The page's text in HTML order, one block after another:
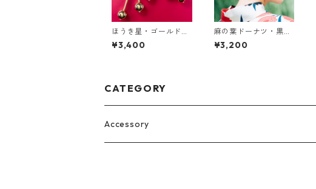
ほうき星・ゴールド
［ピアス/イヤリン
グ］
¥3,400
麻の葉ドーナツ・黒
［ピアス］
¥3,200
CATEGORY
Accessory